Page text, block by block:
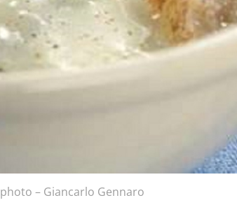
photo – Giancarlo Gennaro